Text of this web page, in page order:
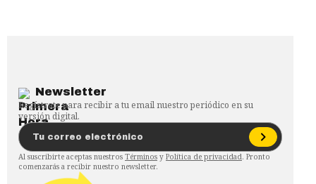
Newsletter
Regístrate para recibir a tu email nuestro periódico en su
versión digital.
Al suscribirte aceptas nuestros Términos y Política de privacidad. Pronto
comenzarás a recibir nuestro newsletter.